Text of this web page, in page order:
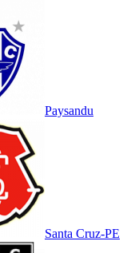
Paysandu
Santa Cruz-PE